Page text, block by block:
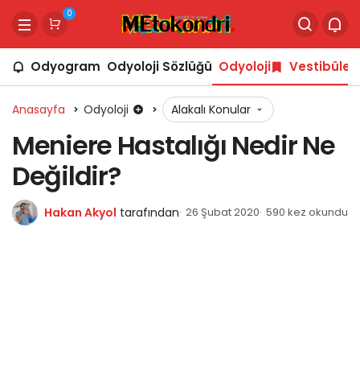
0
Odyogram Odyoloji Sözlüğü Odyoloji Vestibüler
Anasayfa Odyoloji Alakalı Konular
Meniere Hastalığı Nedir Ne
Değildir?
Hakan Akyol tarafından 26 Şubat 2020 590 kez okundu